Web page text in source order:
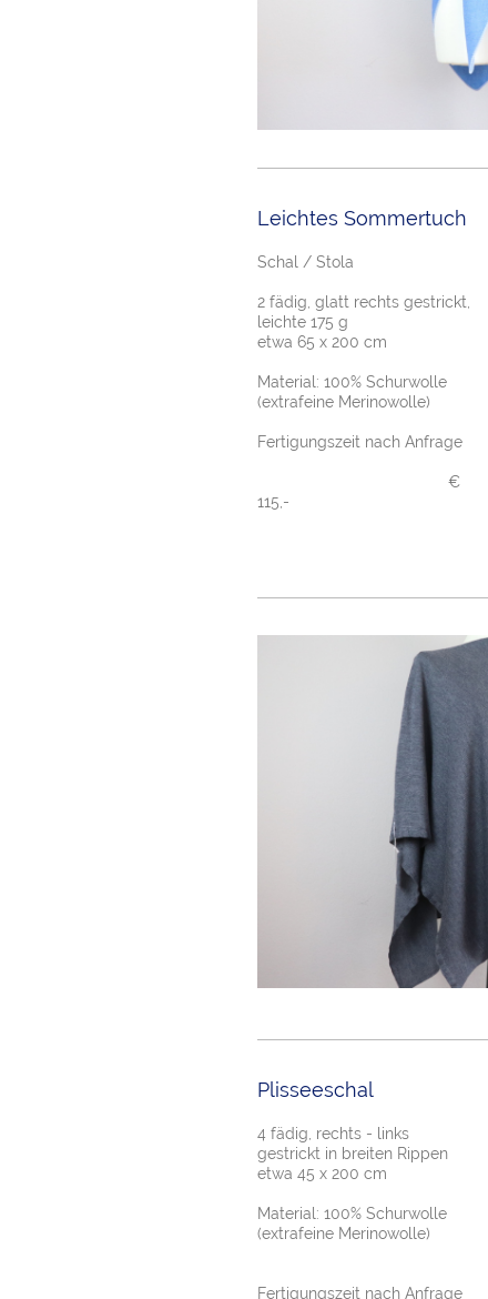
Leichtes Sommertuch
Schal / Stola
2 fädig, glatt rechts gestrickt,
leichte 175 g
etwa 65 x 200 cm
Material: 100% Schurwolle
(extrafeine Merinowolle)
Fertigungszeit nach Anfrage
€
115,-
Plisseeschal
4 fädig, rechts - links
gestrickt in breiten Rippen
etwa 45 x 200 cm
Material: 100% Schurwolle
(extrafeine Merinowolle)
Fertigungszeit nach Anfrage